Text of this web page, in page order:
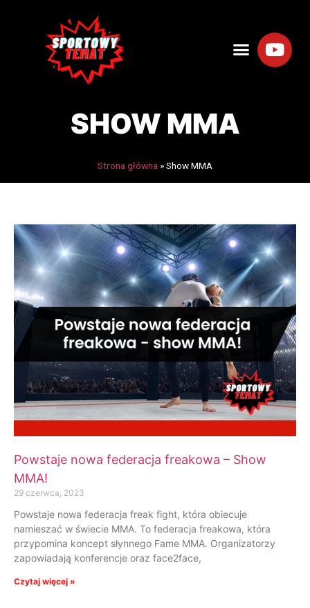
SHOW MMA
Strona główna »Show MMA
Powstaje nowa federacja freakowa – Show
MMA!
29 czerwca, 2023
Powstaje nowa federacja freak fight, która obiecuje
namieszać w świecie MMA. To federacja freakowa, która
przypomina koncept słynnego Fame MMA. Organizatorzy
zapowiadają konferencje oraz face2face,
Czytaj więcej »